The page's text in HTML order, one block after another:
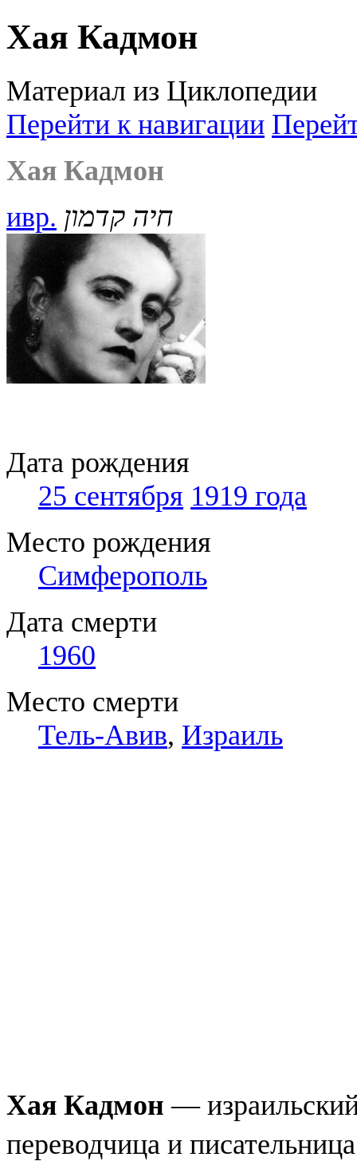
Хая Кадмон
Материал из Циклопедии
Перейти к навигации
Хая Кадмон
ивр. חיה קדמון
Дата рождения
25 сентября 1919 года
Место рождения
Симферополь
Дата смерти
1960
Место смерти
Тель-Авив, Израиль
Хая Кадмон —
переводчица и писательница